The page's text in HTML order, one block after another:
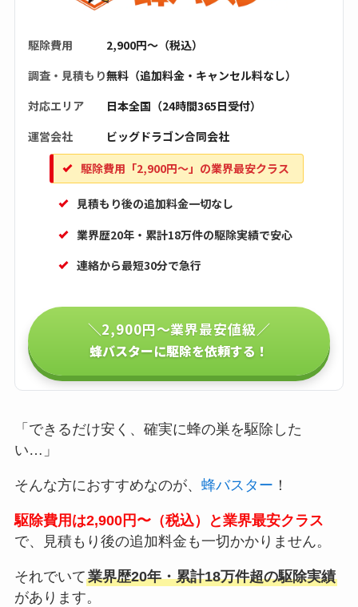
駆除費用
2,900円〜（税込）
調査・見積もり無料（追加料金・キャンセル料なし）
対応エリア
日本全国（24時間365日受付）
運営会社
ビッグドラゴン合同会社
駆除費用「2,900円〜」の業界最安クラス
見積もり後の追加料金一切なし
業界歴20年・累計18万件の駆除実績で安心
連絡から最短30分で急行
＼2,900円〜業界最安値級／
蜂バスターに駆除を依頼する！
「できるだけ安く、確実に蜂の巣を駆除した
い…」
そんな方におすすめなのが、 蜂バスター ！
駆除費用は2,900円〜（税込）と業界最安クラス
で、見積もり後の追加料金も一切かかりません。
それでいて業界歴20年・累計18万件超の駆除実績
があります。